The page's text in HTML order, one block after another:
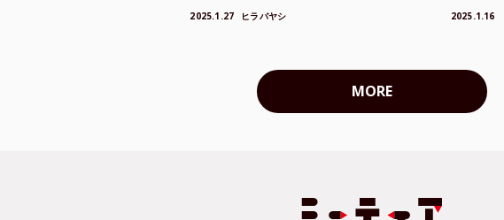
2025.1.27 ヒラバヤシ 2025.1.16
MORE